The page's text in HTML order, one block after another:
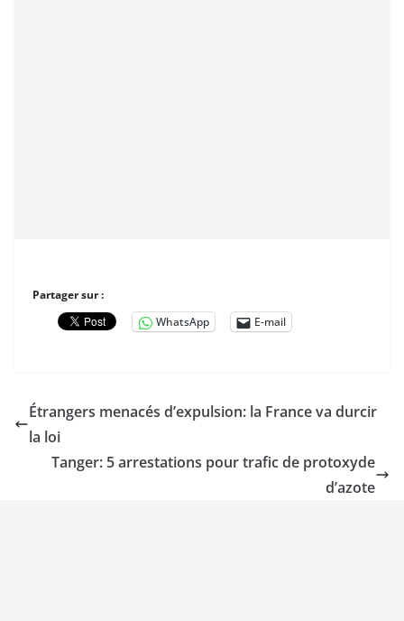
Partager sur :
WhatsApp
E-mail
Étrangers menacés d’expulsion: la France va durcir
la loi
Tanger: 5 arrestations pour trafic de protoxyde
d’azote